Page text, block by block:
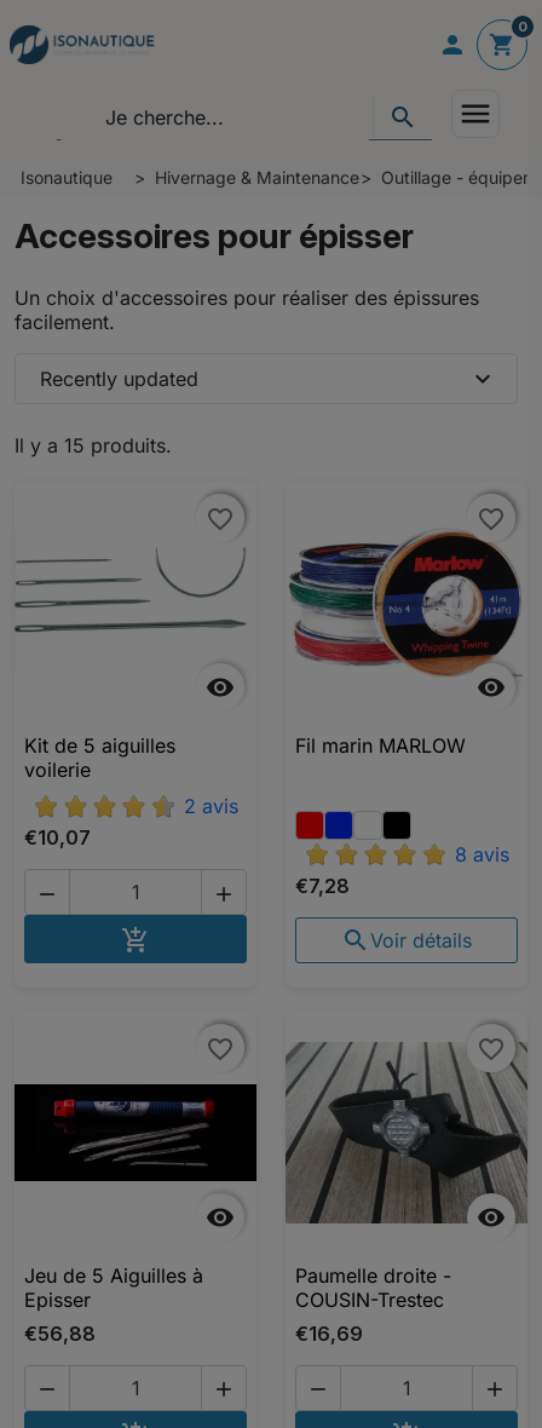
 shopping_cart
0
search menu
Isonautique Hivernage & Maintenance Outillage -
Accessoires pour épisser
Un choix d'accessoires pour réaliser des épissures
facilement.
Il y a 15 produits.
Recently updated expand_more

favorite_border
favorite_border
Kit de 5 aiguilles
voilerie
2 avis
€10,07
 
 AJOUTER AU PANIER

favorite_border
favorite_border
Fil marin MARLOW
8 avis
€7,28
 Voir détails

favorite_border
favorite_border
Jeu de 5 Aiguilles à
Episser
€56,88
 

favorite_border
favorite_border
Paumelle droite -
COUSIN-Trestec
€16,69
 